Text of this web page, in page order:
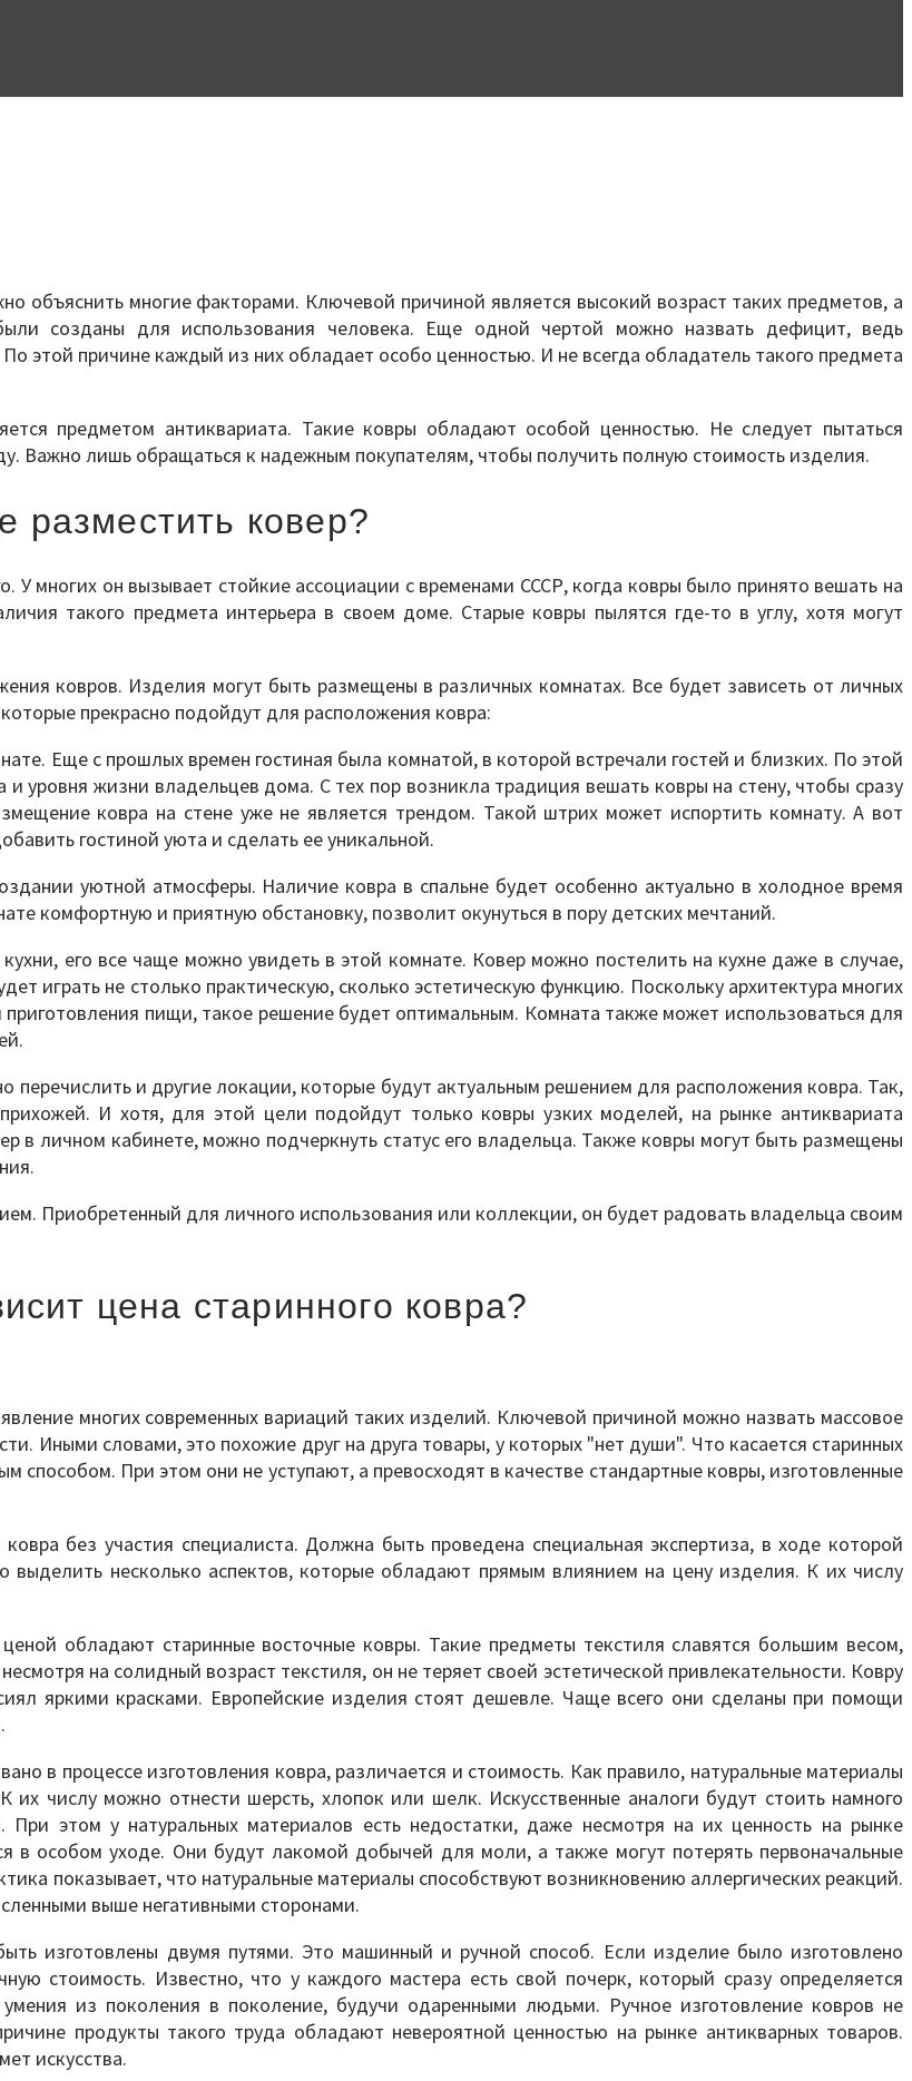
объяснить многие факторами. Ключевой причиной является высокий возраст таких предметов, а
созданы для использования человека. Еще одной чертой можно назвать дефицит, ведь
этой причине каждый из них обладает особо ценностью. И не всегда обладатель такого предмета
предметом антиквариата. Такие ковры обладают особой ценностью. Не следует пытаться
Важно лишь обращаться к надежным покупателям, чтобы получить полную стоимость изделия.
разместить ковер?
У многих он вызывает стойкие ассоциации с временами СССР, когда ковры было принято вешать на
такого предмета интерьера в своем доме. Старые ковры пылятся где-то в углу, хотя могут
ковров. Изделия могут быть размещены в различных комнатах. Все будет зависеть от личных
прекрасно подойдут для расположения ковра:
Еще с прошлых времен гостиная была комнатой, в которой встречали гостей и близких. По этой
уровня жизни владельцев дома. С тех пор возникла традиция вешать ковры на стену, чтобы сразу
ковра на стене уже не является трендом. Такой штрих может испортить комнату. А вот
гостиной уюта и сделать ее уникальной.
уютной атмосферы. Наличие ковра в спальне будет особенно актуально в холодное время
комфортную и приятную обстановку, позволит окунуться в пору детских мечтаний.
его все чаще можно увидеть в этой комнате. Ковер можно постелить на кухне даже в случае,
играть не столько практическую, сколько эстетическую функцию. Поскольку архитектура многих
пищи, такое решение будет оптимальным. Комната также может использоваться для
и другие локации, которые будут актуальным решением для расположения ковра. Так,
И хотя, для этой цели подойдут только ковры узких моделей, на рынке антиквариата
в личном кабинете, можно подчеркнуть статус его владельца. Также ковры могут быть размещены
Приобретенный для личного использования или коллекции, он будет радовать владельца своим
цена старинного ковра?
многих современных вариаций таких изделий. Ключевой причиной можно назвать массовое
Иными словами, это похожие друг на друга товары, у которых "нет души". Что касается старинных
способом. При этом они не уступают, а превосходят в качестве стандартные ковры, изготовленные
без участия специалиста. Должна быть проведена специальная экспертиза, в ходе которой
выделить несколько аспектов, которые обладают прямым влиянием на цену изделия. К их числу
обладают старинные восточные ковры. Такие предметы текстиля славятся большим весом,
на солидный возраст текстиля, он не теряет своей эстетической привлекательности. Ковру
яркими красками. Европейские изделия стоят дешевле. Чаще всего они сделаны при помощи
в процессе изготовления ковра, различается и стоимость. Как правило, натуральные материалы
числу можно отнести шерсть, хлопок или шелк. Искусственные аналоги будут стоить намного
этом у натуральных материалов есть недостатки, даже несмотря на их ценность на рынке
в особом уходе. Они будут лакомой добычей для моли, а также могут потерять первоначальные
показывает, что натуральные материалы способствуют возникновению аллергических реакций.
выше негативными сторонами.
изготовлены двумя путями. Это машинный и ручной способ. Если изделие было изготовлено
стоимость. Известно, что у каждого мастера есть свой почерк, который сразу определяется
из поколения в поколение, будучи одаренными людьми. Ручное изготовление ковров не
продукты такого труда обладают невероятной ценностью на рынке антикварных товаров.
искусства.